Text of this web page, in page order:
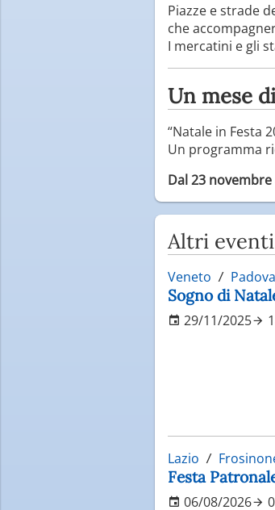
Piazze e strade
che
I mercatini e gli
Un mese
“Natale in Festa
Un programma
Dal 23
Altri
Veneto Padova
Sogno di
29/11/2025
Lazio
Festa
06/08/2026